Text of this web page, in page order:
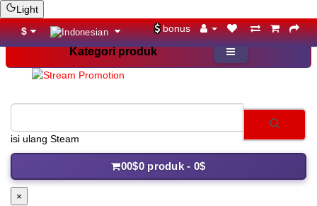
Light
$ bonus
isi ulang Steam
00$0 produk - 0$
×
Kategori produk